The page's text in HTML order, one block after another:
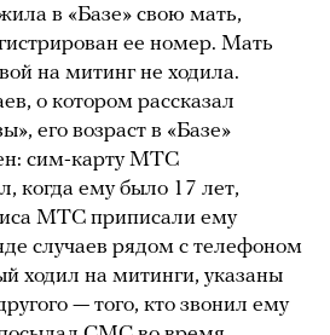
в «Базе» свою мать,
ее номер. Мать
на митинг не ходила.
о котором рассказал
его возраст в «Базе»
сим-карту МТС
когда ему было 17 лет,
МТС приписали ему
случаев рядом с телефоном
ходил на митинги, указаны
— того, кто звонил ему